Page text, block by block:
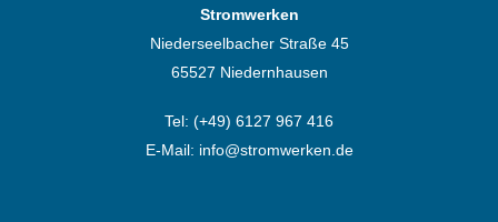
Stromwerken
Niederseelbacher Straße 45
65527 Niedernhausen
Tel: (+49) 6127 967 416
E-Mail: info@stromwerken.de